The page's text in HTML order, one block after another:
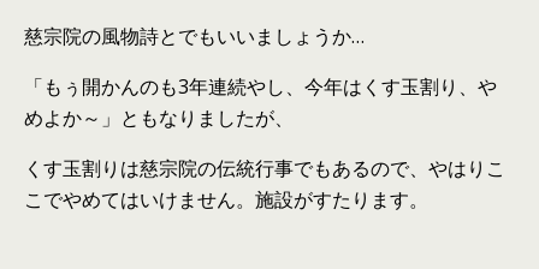
慈宗院の風物詩とでもいいましょうか…
「もぅ開かんのも3年連続やし、今年はくす玉割り、や
めよか～」ともなりましたが、
くす玉割りは慈宗院の伝統行事でもあるので、やはりこ
こでやめてはいけません。施設がすたります。